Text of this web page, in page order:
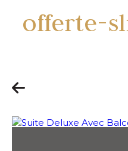
offerte-